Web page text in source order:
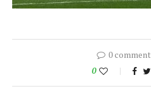
0 comment
0